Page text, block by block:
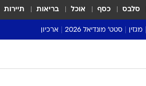
סלבס כסף אוכל בריאות תיירות
מגזין סטט' מונדיאל 2026 ארכיון